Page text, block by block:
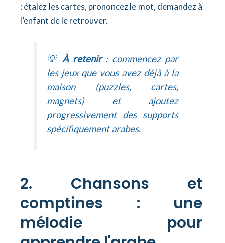
: étalez les cartes, prononcez le mot, demandez à
l’enfant de le retrouver.
💡 À retenir: commencez par
les jeux que vous avez déjà à la
maison (puzzles, cartes,
magnets) et ajoutez
progressivement des supports
spécifiquement arabes.
2. Chansons et
comptines : une
mélodie pour